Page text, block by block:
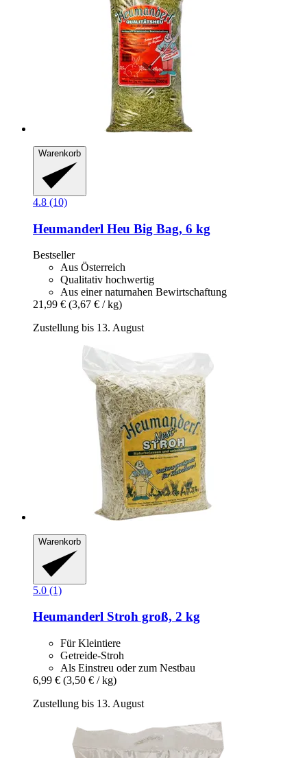
Warenkorb
4.8 (10)
Heumanderl Heu Big Bag, 6 kg
Bestseller
Aus Österreich
Qualitativ hochwertig
Aus einer naturnahen Bewirtschaftung
21,99 € (3,67 € / kg)
Zustellung bis 13. August
Warenkorb
5.0 (1)
Heumanderl Stroh groß, 2 kg
Für Kleintiere
Getreide-Stroh
Als Einstreu oder zum Nestbau
6,99 € (3,50 € / kg)
Zustellung bis 13. August